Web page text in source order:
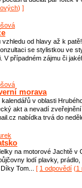
) ]
od hlavy až k
se stylistkou ve
případném zájmu či
morava
v oblasti
akt a nevadí
nabídka trvá do
na motorové Jachtě v
lodí plavky,
Tom... [ 1 odpovědí (1